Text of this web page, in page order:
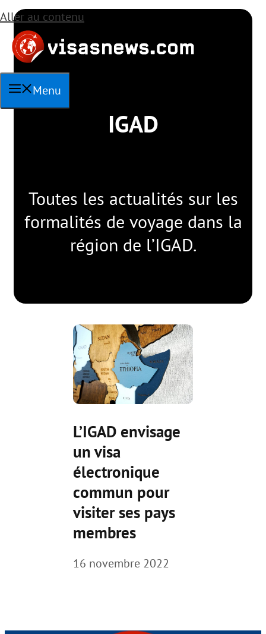
Aller au contenu
Menu
IGAD
Toutes les actualités sur les
formalités de voyage dans la
région de l’IGAD.
L’IGAD envisage
un visa
électronique
commun pour
visiter ses pays
membres
16 novembre 2022